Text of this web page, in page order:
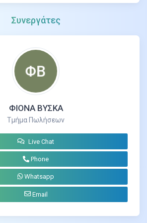
Συνεργάτες
ΦΙΟΝΑ ΒΥΣΚΑ
Τμήμα Πωλήσεων
Live Chat
Phone
Whatsapp
Email